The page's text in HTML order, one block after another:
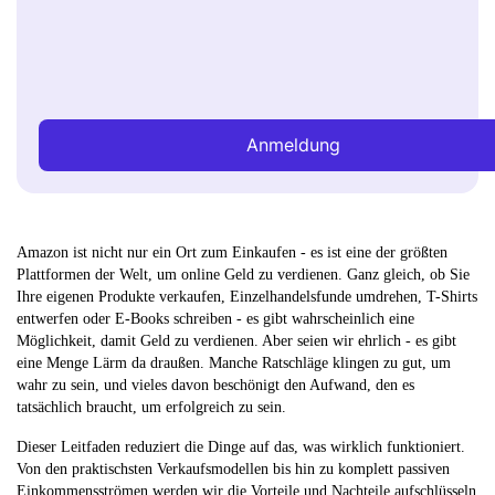
Anmeldung
Amazon ist nicht nur ein Ort zum Einkaufen - es ist eine der größten
Plattformen der Welt, um online Geld zu verdienen. Ganz gleich, ob Sie
Ihre eigenen Produkte verkaufen, Einzelhandelsfunde umdrehen, T-Shirts
entwerfen oder E-Books schreiben - es gibt wahrscheinlich eine
Möglichkeit, damit Geld zu verdienen. Aber seien wir ehrlich - es gibt
eine Menge Lärm da draußen. Manche Ratschläge klingen zu gut, um
wahr zu sein, und vieles davon beschönigt den Aufwand, den es
tatsächlich braucht, um erfolgreich zu sein.
Dieser Leitfaden reduziert die Dinge auf das, was wirklich funktioniert.
Von den praktischsten Verkaufsmodellen bis hin zu komplett passiven
Einkommensströmen werden wir die Vorteile und Nachteile aufschlüsseln